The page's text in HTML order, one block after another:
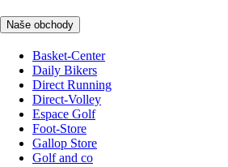
Naše obchody
Basket-Center
Daily Bikers
Direct Running
Direct-Volley
Espace Golf
Foot-Store
Gallop Store
Golf and co